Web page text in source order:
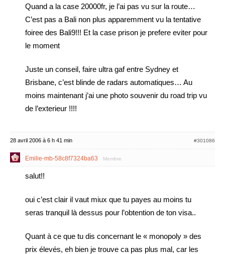
Quand a la case 20000fr, je l’ai pas vu sur la route…
C’est pas a Bali non plus apparemment vu la tentative
foiree des Bali9!!! Et la case prison je prefere eviter pour
le moment
Juste un conseil, faire ultra gaf entre Sydney et
Brisbane, c’est blinde de radars automatiques… Au
moins maintenant j’ai une photo souvenir du road trip vu
de l’exterieur !!!!
28 avril 2006 à 6 h 41 min #301086
Emilie-mb-58c8f7324ba63 Membre
salut!!
oui c’est clair il vaut miux que tu payes au moins tu
seras tranquil là dessus pour l’obtention de ton visa..
Quant à ce que tu dis concernant le « monopoly » des
prix élevés, eh bien je trouve ca pas plus mal, car les